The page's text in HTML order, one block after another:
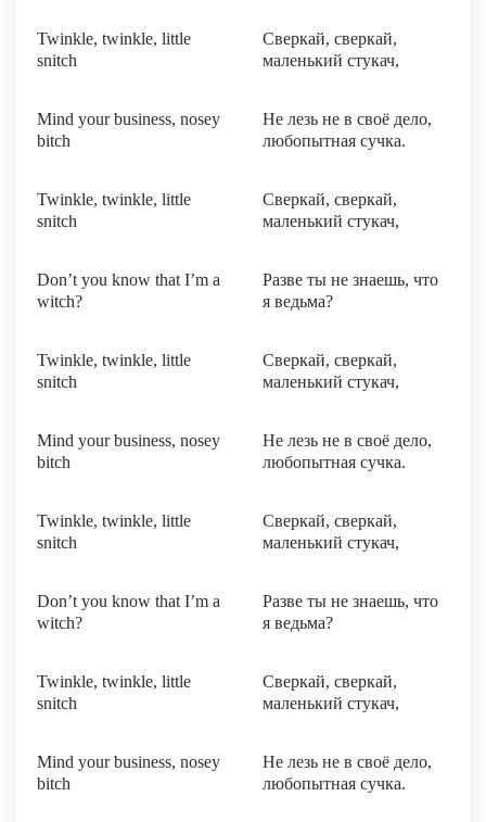
Twinkle, twinkle, little
snitch
Сверкай, сверкай,
маленький стукач,
Mind your business, nosey
bitch
Не лезь не в своё дело,
любопытная сучка.
Twinkle, twinkle, little
snitch
Сверкай, сверкай,
маленький стукач,
Don’t you know that I’m a
witch?
Разве ты не знаешь, что
я ведьма?
Twinkle, twinkle, little
snitch
Сверкай, сверкай,
маленький стукач,
Mind your business, nosey
bitch
Не лезь не в своё дело,
любопытная сучка.
Twinkle, twinkle, little
snitch
Сверкай, сверкай,
маленький стукач,
Don’t you know that I’m a
witch?
Разве ты не знаешь, что
я ведьма?
Twinkle, twinkle, little
snitch
Сверкай, сверкай,
маленький стукач,
Mind your business, nosey
bitch
Не лезь не в своё дело,
любопытная сучка.